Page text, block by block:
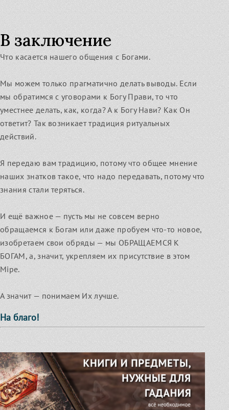
В заключение
Что касается нашего общения с Богами.
Мы можем только прагматично делать выводы. Если
мы обратимся с уговорами к Богу Прави, то что
уместнее делать, как, когда? А к Богу Нави? Как Он
ответит? Так возникает традиция ритуальных
действий.
Я передаю вам традицию, потому что общее мнение
наших знатков такое, что надо передавать, потому что
знания стали теряться.
И ещё важное — пусть мы не совсем верно
обращаемся к Богам или даже пробуем что-то новое,
изобретаем свои обряды — мы ОБРАЩАЕМСЯ К
БОГАМ, а, значит, укрепляем их присутствие в этом
Мiре.
А значит — понимаем Их лучше.
На благо!